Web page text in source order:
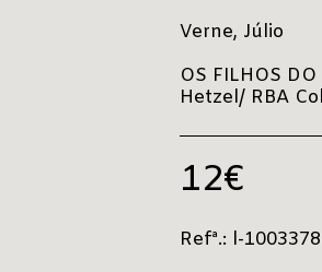
Verne, Júlio
OS FILHOS
Hetzel/ RBA
12€
Refª.: l-1003378